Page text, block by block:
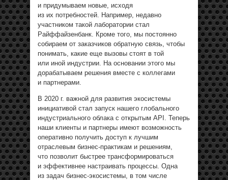
и придумываем новые, исходя
из их потребностей. Например, недавно
участником такой лаборатории стал
Райффайзенбанк. Кроме того, мы постоянно
собираем от заказчиков обратную связь, чтобы
понимать, какие еще вызовы стоят в той
или иной индустрии. На основании этого мы
дорабатываем решения вместе с коллегами
и партнерами.
В 2020 г. важной для развития экосистемы
инициативой стал запуск нашего глобального
индустриального облака c открытым API. Теперь
наши клиенты и партнеры имеют возможность
оперативно получить доступ к лучшим
отраслевым бизнес-практикам и решениям,
что позволит быстрее трансформироваться
и эффективнее настраивать процессы. Одна
из задач бизнес-экосистемы, в том числе